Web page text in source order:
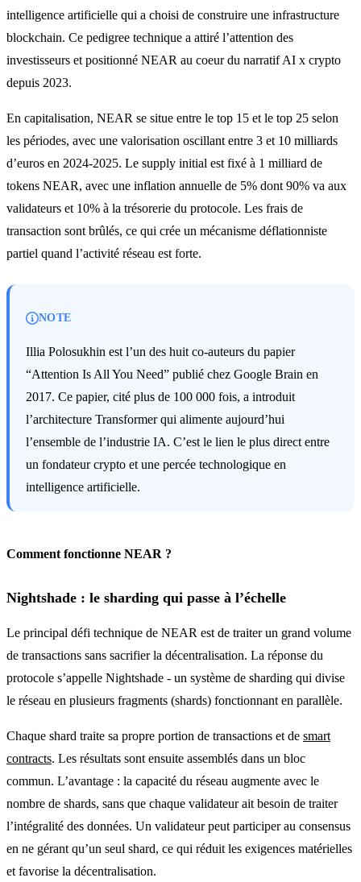
intelligence artificielle qui a choisi de construire une infrastructure
blockchain. Ce pedigree technique a attiré l’attention des
investisseurs et positionné NEAR au coeur du narratif AI x crypto
depuis 2023.
En capitalisation, NEAR se situe entre le top 15 et le top 25 selon
les périodes, avec une valorisation oscillant entre 3 et 10 milliards
d’euros en 2024-2025. Le supply initial est fixé à 1 milliard de
tokens NEAR, avec une inflation annuelle de 5% dont 90% va aux
validateurs et 10% à la trésorerie du protocole. Les frais de
transaction sont brûlés, ce qui crée un mécanisme déflationniste
partiel quand l’activité réseau est forte.
NOTE
Illia Polosukhin est l’un des huit co-auteurs du papier
“Attention Is All You Need” publié chez Google Brain en
2017. Ce papier, cité plus de 100 000 fois, a introduit
l’architecture Transformer qui alimente aujourd’hui
l’ensemble de l’industrie IA. C’est le lien le plus direct entre
un fondateur crypto et une percée technologique en
intelligence artificielle.
Comment fonctionne NEAR ?
Nightshade : le sharding qui passe à l’échelle
Le principal défi technique de NEAR est de traiter un grand volume
de transactions sans sacrifier la décentralisation. La réponse du
protocole s’appelle Nightshade - un système de sharding qui divise
le réseau en plusieurs fragments (shards) fonctionnant en parallèle.
Chaque shard traite sa propre portion de transactions et de smart
contracts. Les résultats sont ensuite assemblés dans un bloc
commun. L’avantage : la capacité du réseau augmente avec le
nombre de shards, sans que chaque validateur ait besoin de traiter
l’intégralité des données. Un validateur peut participer au consensus
en ne gérant qu’un seul shard, ce qui réduit les exigences matérielles
et favorise la décentralisation.